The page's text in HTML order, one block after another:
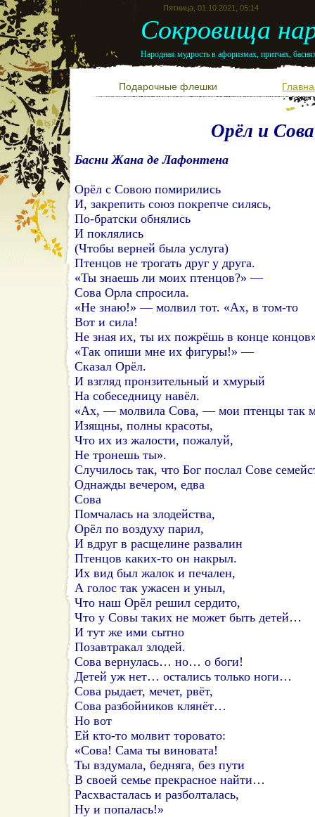
Пятница, 01.10.2021, 05:14
Сокровища
Народная мудрость в афоризмах, притчах,
Подарочные флешки
Орёл и Сова
Басни Жана де Лафонтена
Орёл с Совою помирились
И, закрепить союз покрепче силясь,
По-братски обнялись
И поклялись
(Чтобы верней была услуга)
Птенцов не трогать друг у друга.
«Ты знаешь ли моих птенцов?» —
Сова Орла спросила.
«Не знаю!» — молвил тот. «Ах, в том-то
Вот и сила!
Не зная их, ты их пожрёшь в конце
«Так опиши мне их фигуры!» —
Сказал Орёл.
И взгляд пронзительный и хмурый
На собеседницу навёл.
«Ах, — молвила Сова, — мои птенцы так
Изящны, полны красоты,
Что их из жалости, пожалуй,
Не тронешь ты».
Случилось так, что Бог послал Сове
Однажды вечером, едва
Сова
Помчалась на злодейства,
Орёл по воздуху парил,
И вдруг в расщелине развалин
Птенцов каких-то он накрыл.
Их вид был жалок и печален,
А голос так ужасен и уныл,
Что наш Орёл решил сердито,
Что у Совы таких не может быть детей…
И тут же ими сытно
Позавтракал злодей.
Сова вернулась… но… о боги!
Детей уж нет… остались только ноги…
Сова рыдает, мечет, рвёт,
Сова разбойников клянёт…
Но вот
Ей кто-то молвит торовато:
«Сова! Сама ты виновата!
Ты вздумала, бедняга, без пути
В своей семье прекрасное найти…
Расхвасталась и разболталась,
Ну и попалась!»